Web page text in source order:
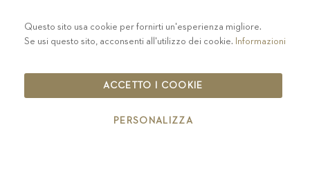
PRIVACY-COLOPHON - COOKIE POLICY
CODICE ETICO
IT00126670215
Questo sito usa cookie per fornirti un'esperienza migliore.
Se usi questo sito, acconsenti all'utilizzo dei cookie. Informazioni
ACCETTO I COOKIE
PERSONALIZZA